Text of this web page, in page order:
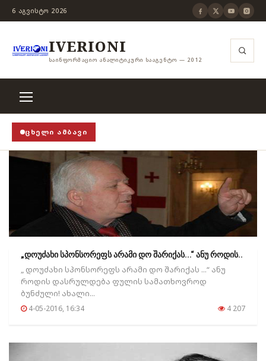
6 ᲐᲒᲕᲘᲡᲢᲝ 2026
IVERIONI
ᲡᲐᲘᲜᲤᲝᲠᲛᲐᲪᲘᲝ ᲐᲜᲐᲚᲘᲢᲘᲙᲣᲠᲘ ᲡᲐᲐᲒᲔᲜᲢᲝ — 2012
ᲪᲮᲔᲚᲘ ᲐᲛᲑᲐᲕᲘ
› როცა თვითცენზურის ჭანჭიკი მოშლილია,
„დოუძახი სპონსორეფს არამი დო შარიქას...“ ანუ როდის..
„ დოუძახი სპონსორეფს არამი დო შარიქას ...“ ანუ
როდის დასრულდება ფულის სამათხოვროდ
ბუნძული! ახალი...
4-05-2016, 16:34 4 207